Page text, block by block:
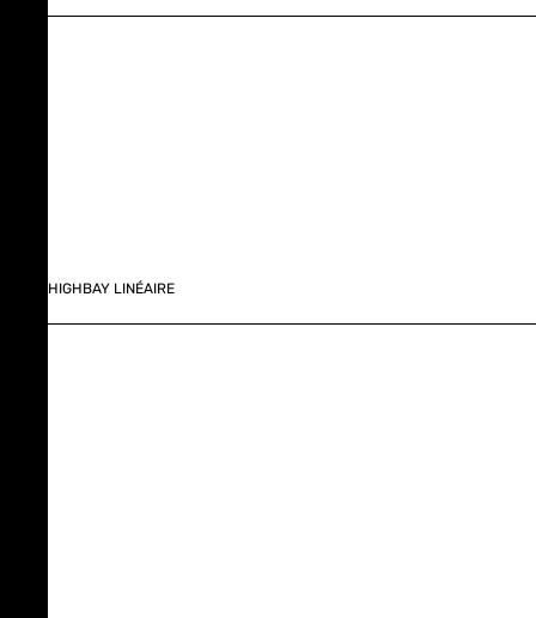
HIGHBAY LINÉAIRE